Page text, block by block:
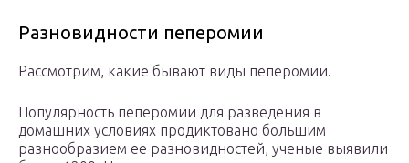
Разновидности пеперомии
Рассмотрим, какие бывают виды пеперомии.
Популярность пеперомии для разведения в
домашних условиях продиктовано большим
разнообразием ее разновидностей, ученые выявили